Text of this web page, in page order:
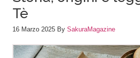
Tè
16 Marzo 2025 By SakuraMagazine